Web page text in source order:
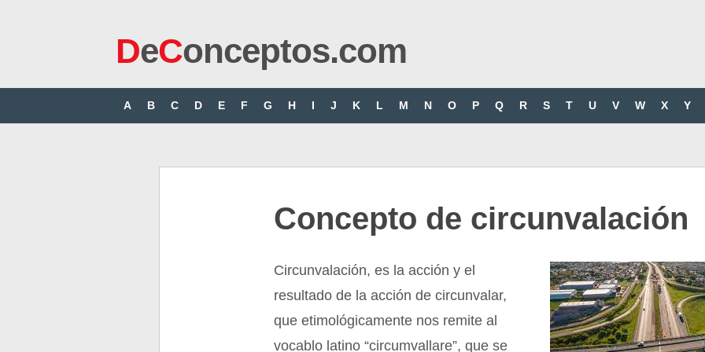
DeConceptos.com
A B C D E F G H I J K L M N O P Q R S T U V W X Y
Concepto de circunvalación
Circunvalación, es la acción y el
resultado de la acción de circunvalar,
que etimológicamente nos remite al
vocablo latino “circumvallare”, que se